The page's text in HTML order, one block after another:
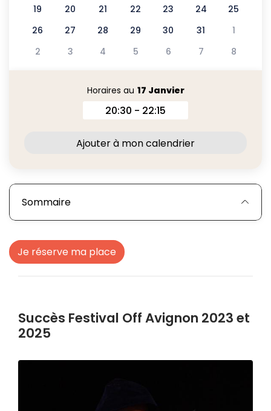
19
20 21 22 23 24
25
26
27 28 29 30 31
1
2
3 4 5 6 7 8
Horaires au 17 Janvier
Horaires au 17 Janvier 2026
20:30 - 22:15
Ajouter à mon calendrier
Sommaire
Je réserve ma place
Succès Festival Off Avignon 2023 et
2025